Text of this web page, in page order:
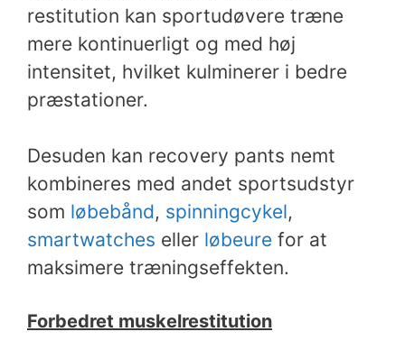
restitution kan sportudøvere træne
mere kontinuerligt og med høj
intensitet, hvilket kulminerer i bedre
præstationer.
Desuden kan recovery pants nemt
kombineres med andet sportsudstyr
som løbebånd, spinningcykel,
smartwatches eller løbeure for at
maksimere træningseffekten.
Forbedret muskelrestitution